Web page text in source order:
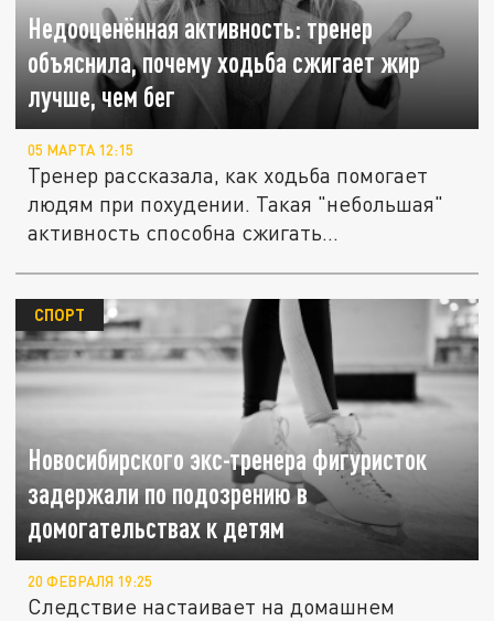
Недооценённая активность: тренер
объяснила, почему ходьба сжигает жир
лучше, чем бег
05 МАРТА 12:15
Тренер рассказала, как ходьба помогает
людям при похудении. Такая "небольшая"
активность способна сжигать...
Новосибирского экс-тренера фигуристок
задержали по подозрению в
домогательствах к детям
СПОРТ
20 ФЕВРАЛЯ 19:25
Следствие настаивает на домашнем